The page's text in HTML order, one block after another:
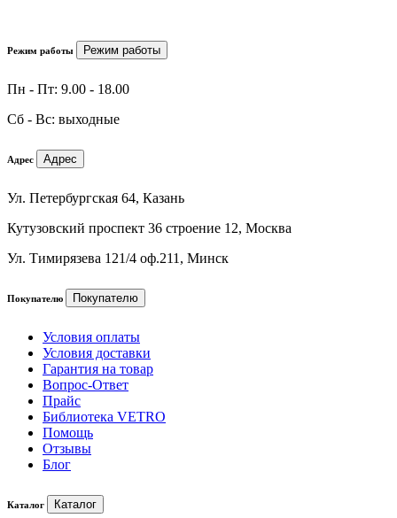
Режим работы Режим работы
Пн - Пт: 9.00 - 18.00
Сб - Вс: выходные
Адрес Адрес
Ул. Петербургская 64, Казань
Кутузовский проспект 36 строение 12, Москва
Ул. Тимирязева 121/4 оф.211, Минск
Покупателю Покупателю
Условия оплаты
Условия доставки
Гарантия на товар
Вопрос-Ответ
Прайс
Библиотека VETRO
Помощь
Отзывы
Блог
Каталог Каталог